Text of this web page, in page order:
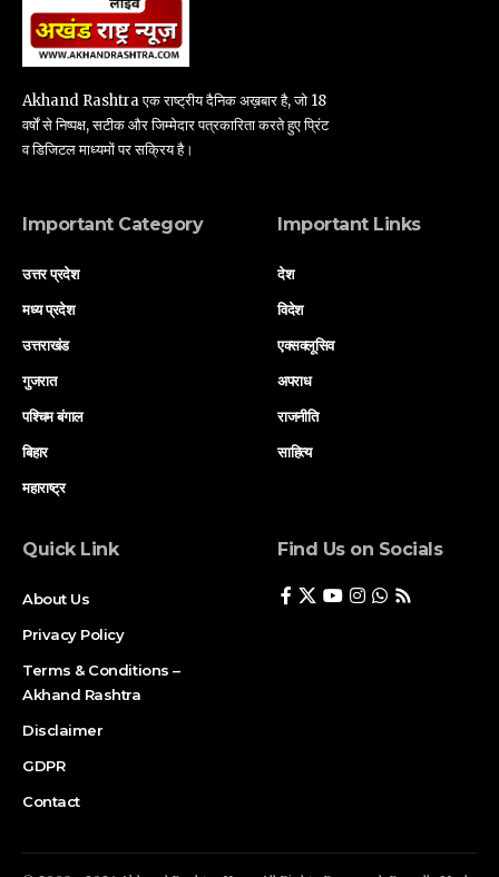
Akhand Rashtra एक राष्ट्रीय दैनिक अख़बार है, जो 18
वर्षों से निष्पक्ष, सटीक और जिम्मेदार पत्रकारिता करते हुए प्रिंट
व डिजिटल माध्यमों पर सक्रिय है।
Important Category
उत्तर प्रदेश
मध्य प्रदेश
उत्तराखंड
गुजरात
पश्चिम बंगाल
बिहार
महाराष्ट्र
Important Links
देश
विदेश
एक्सक्लूसिव
अपराध
राजनीति
साहित्य
Quick Link
About Us
Privacy Policy
Terms & Conditions –
Akhand Rashtra
Disclaimer
GDPR
Contact
Find Us on Socials